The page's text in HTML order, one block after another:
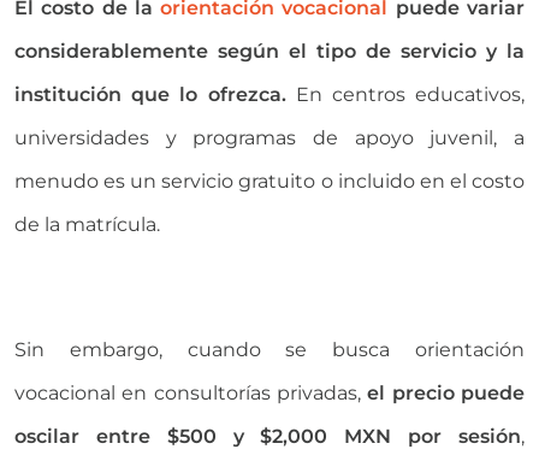
El costo de laorientación vocacional puede variar
considerablemente según el tipo de servicio y la
institución que lo ofrezca.En centros educativos,
universidades y programas de apoyo juvenil, a
menudo es un servicio gratuito o incluido en el costo
de la matrícula.
Sin embargo, cuando se busca orientación
vocacional en consultorías privadas,el precio puede
oscilar entre $500 y $2,000 MXN por sesión,